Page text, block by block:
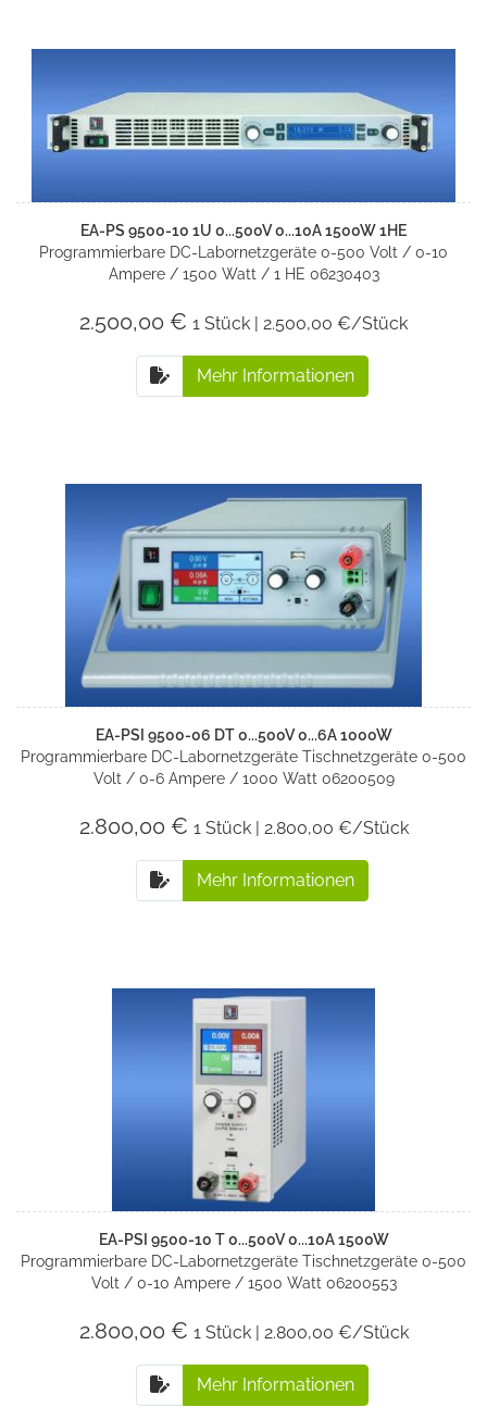
EA-PS 9500-10 1U 0...500V 0...10A 1500W 1HE
Programmierbare DC-Labornetzgeräte 0-500 Volt / 0-10
Ampere / 1500 Watt / 1 HE 06230403
2.500,00 € 1 Stück | 2.500,00 €/Stück
Mehr Informationen
EA-PSI 9500-06 DT 0...500V 0...6A 1000W
Programmierbare DC-Labornetzgeräte Tischnetzgeräte 0-500
Volt / 0-6 Ampere / 1000 Watt 06200509
2.800,00 € 1 Stück | 2.800,00 €/Stück
Mehr Informationen
EA-PSI 9500-10 T 0...500V 0...10A 1500W
Programmierbare DC-Labornetzgeräte Tischnetzgeräte 0-500
Volt / 0-10 Ampere / 1500 Watt 06200553
2.800,00 € 1 Stück | 2.800,00 €/Stück
Mehr Informationen